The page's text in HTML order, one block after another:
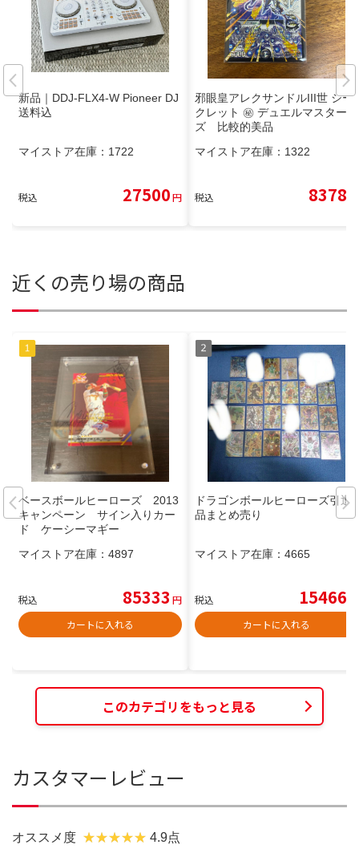
新品｜DDJ-FLX4-W Pioneer DJ
送料込
マイストア在庫： 1722
税込 27500円
邪眼皇アレクサンドルIII世 シー
クレット ㊙︎ デュエルマスター
ズ 比較的美品
マイストア在庫： 1322
税込 8378
近くの売り場の商品
ベースボールヒーローズ 2013
キャンペーン サイン入りカー
ド ケーシーマギー
マイストア在庫： 4897
税込 85333 円
カートに入れる
ドラゴンボールヒーローズ引退
品まとめ売り
マイストア在庫： 4665
税込 15466
カートに入れる
このカテゴリをもっと見る
カスタマーレビュー
オススメ度 4.9点